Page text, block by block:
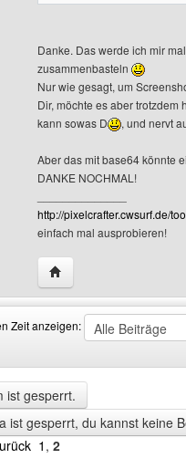
Danke. Das werde ich mir
zusammenbasteln
Nur wie gesagt, um
Dir, möchte es aber
kann sowas D
, und nervt
Aber das mit base64 könnte
DANKE NOCHMAL!
http://pixelcrafter.cwsurf.de/
einfach mal ausprobieren!
Website dieses
Zeit anzeigen:
ist gesperrt.
ist gesperrt, du kannst keine
1 , 2